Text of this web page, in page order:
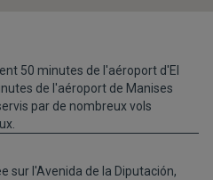
50 minutes de l'aéroport d'El
de l'aéroport de Manises
par de nombreux vols
sur l'Avenida de la Diputación,